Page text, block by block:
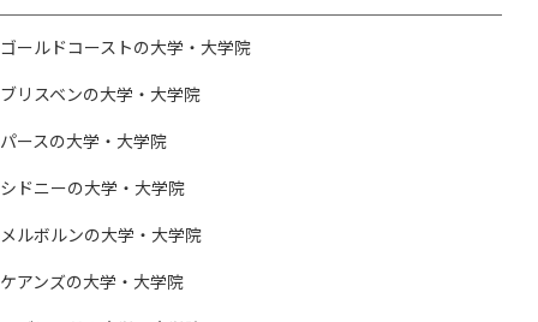
ゴールドコーストの大学・大学院
ブリスベンの大学・大学院
パースの大学・大学院
シドニーの大学・大学院
メルボルンの大学・大学院
ケアンズの大学・大学院